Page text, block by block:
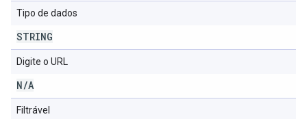
Tipo de dados
STRING
Digite o URL
N/A
Filtrável